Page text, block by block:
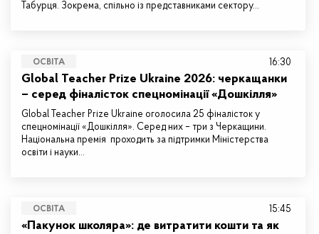
Табурця. Зокрема, спільно із представниками сектору…
ОСВІТА
Global Teacher Prize Ukraine 2026: черкащанки
– серед фіналісток спецномінації «Дошкілля»
Global Teacher Prize Ukraine оголосила 25 фіналісток у
спецномінації «Дошкілля». Серед них – три з Черкащини.
Національна премія проходить за підтримки Міністерства
освіти і науки…
16:30
ОСВІТА
«Пакунок школяра»: де витратити кошти та як
15:45